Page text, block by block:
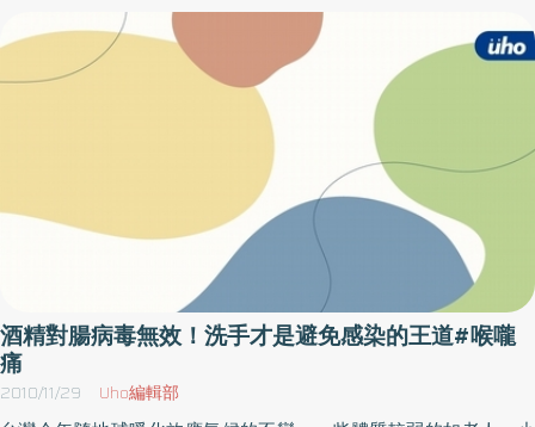
名，多達860人次求診，腸胃疾病與跌倒、意外傷害分居二、三
名。羅東博愛醫院指出，今年農曆春節期間，呼吸道感染、腸胃疾
病及跌倒／意外傷害，仍位居求診項目的前三名。其中，二月二日
（除夕）到二月六日（初四）五天年假之中，因呼吸道感染就診多
達860人次，佔36.88％，與去年除夕至初四期間共360人次因呼吸
道感染求診，佔24.24％相比，高出許多。急診醫學科許智翔醫師表
示，今年農曆春節期間，A型流感與諾羅病毒大流行，家庭聚會增加
群聚感染，放假期間一同外出旅遊或出入人潮眾多之處，也增加傳
染的機會。許智翔醫師提醒民眾，未來幾天將有另一波冷氣團報
到，心血管疾病患者請注意保暖；孩童以及老人最好減少出入公共
場所的次數，且出門時儘可能戴上口罩，並養成常洗手的習慣。一
旦有發燒、倦怠、喉嚨痛及肌肉痠痛等症狀，應即就醫。小兒科簡
仁宗醫師則說，農曆春節期間小兒科求診以流感就診居多，往年流
感高峰期是十一、二月，今年則落在一月。加上過年前寒流一波接
酒精對腸病毒無效！洗手才是避免感染的王道#喉嚨
痛
2010/11/29 Uho編輯部